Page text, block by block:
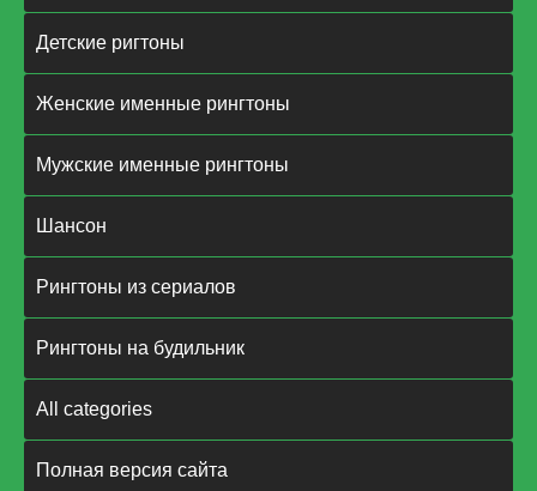
Детские ригтоны
Женские именные рингтоны
Мужские именные рингтоны
Шансон
Рингтоны из сериалов
Рингтоны на будильник
All categories
Полная версия сайта